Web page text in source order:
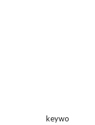
keywo